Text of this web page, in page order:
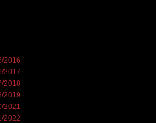
2016
2017
2018
2019
2021
2022